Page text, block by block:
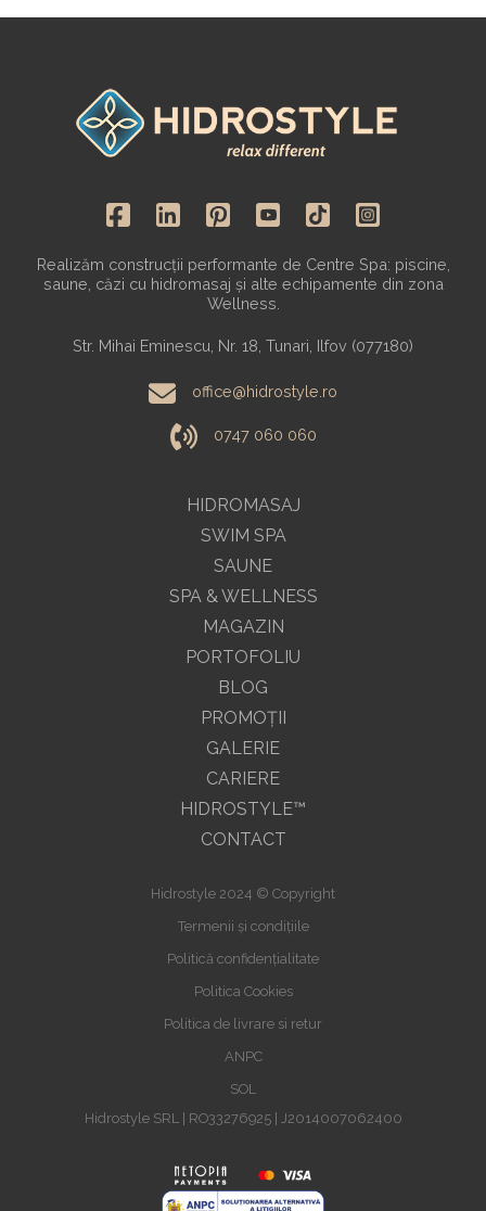
HIDROMASAJ
SWIM SPA
SAUNE
SPA & WELLNESS
MAGAZIN
Realizăm construcții performante de Centre Spa: piscine,
saune, căzi cu hidromasaj și alte echipamente din zona
Wellness.
Str. Mihai Eminescu, Nr. 18, Tunari, Ilfov (077180)
office@hidrostyle.ro
0747 060 060
PORTOFOLIU
BLOG
PROMOŢII
GALERIE
CARIERE
HIDROSTYLE™
CONTACT
Hidrostyle 2024 © Copyright
Termenii și condițiile
Politică confidențialitate
Politica Cookies
Politica de livrare si retur
ANPC
SOL
Hidrostyle SRL | RO33276925 | J2014007062400